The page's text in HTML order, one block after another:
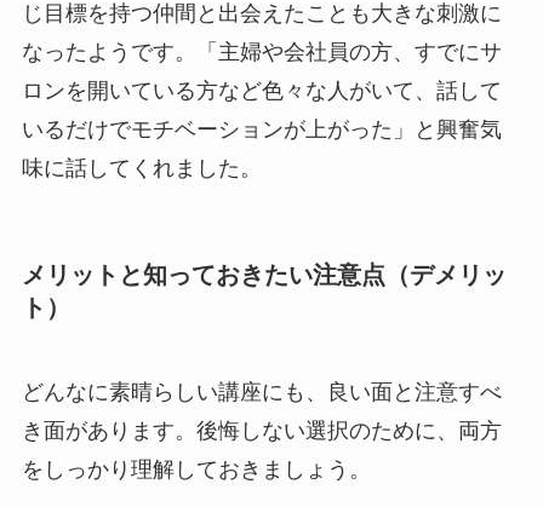
じ目標を持つ仲間と出会えたことも大きな刺激に
なったようです。「主婦や会社員の方、すでにサ
ロンを開いている方など色々な人がいて、話して
いるだけでモチベーションが上がった」と興奮気
味に話してくれました。
メリットと知っておきたい注意点（デメリッ
ト）
どんなに素晴らしい講座にも、良い面と注意すべ
き面があります。後悔しない選択のために、両方
をしっかり理解しておきましょう。